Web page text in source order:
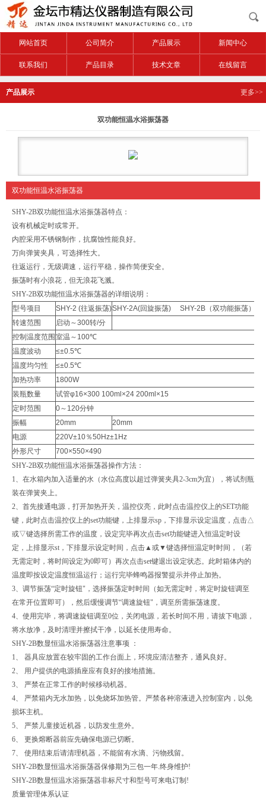
网站首页 公司简介 产品展示 新闻中心
联系我们 产品目录 技术文章 在线留言
产品展示 更多>>
双功能恒温水浴振荡器
双功能恒温水浴振荡器
SHY-2B双功能恒温水浴振荡器特点：
设有机械定时或常开。
内腔采用不锈钢制作，抗腐蚀性能良好。
万向弹簧夹具，可选择性大。
往返运行，无级调速，运行平稳，操作简便安全。
振荡时有小浪花， 但无浪花飞溅。
SHY-2B双功能恒温水浴振荡器的详细说明：
型号项目
SHY-2 (往返振荡)SHY-2A(回旋振荡) SHY-2B （双功能振荡）
转速范围
启动～300转/分
控制温度范围室温～ 100℃
温度波动
≤±0.5℃
温度均匀性
≤±0.5℃
加热功率
1800W
装瓶数量
试管φ16×300 100ml×24 200ml×15
定时范围
0～ 120分钟
振幅
20mm
20mm
电源
220V±10％50Hz±1Hz
外形尺寸
700×550×490
SHY-2B双功能恒温水浴振荡器操作方法：
1
、在水箱内加入适量的水（水位高度以超过弹簧夹具2-3cm为宜），将试剂瓶
装在弹簧夹上。
2 、首先接通电源，打开加热开关，温控仪亮，此时点击温控仪上的SET功能
键，此时点击温控仪上的set功能键，上排显示sp，下排显示设定温度，点击△
或▽键选择所需工作的温度，设定完毕再次点击set功能键进入恒温定时设
定，上排显示st，下排显示设定时间，点击▲或▼键选择恒温定时时间，（若
无需定时，将时间设定为0即可）再次点击set键退出设定状态。此时箱体内的
温度即按设定温度恒温运行；运行完毕蜂鸣器报警提示并停止加热。
3 、调节振荡“定时旋钮"，选择振荡定时时间（如无需定时，将定时旋钮调至
在常开位置即可），然后缓慢调节“调速旋钮"，调至所需振荡速度。
4 、使用完毕，将调速旋钮调至0位，关闭电源，若长时间不用，请拔下电源，
将水放净，及时清理并擦拭干净，以延长使用寿命。
SHY-2B数显恒温水浴振荡器注意事项 ：
1
、 器具应放置在较牢固的工作台面上，环境应清洁整齐，通风良好。
2、 用户提供的电源插座应有良好的接地措施。
3、 严禁在正常工作的时候移动机器。
4、 严禁箱内无水加热，以免烧坏加热管。严禁各种溶液进入控制室内，以免
损坏主机。
5、 严禁儿童接近机器，以防发生意外。
6、 更换熔断器前应先确保电源已切断。
7、 使用结束后请清理机器，不能留有水滴、污物残留。
SHY-2B数显恒温水浴振荡器保修期为三包一年.终身维护!
SHY-2B数显恒温水浴振荡器非标尺寸和型号可来电订制!
质量管理体系认证